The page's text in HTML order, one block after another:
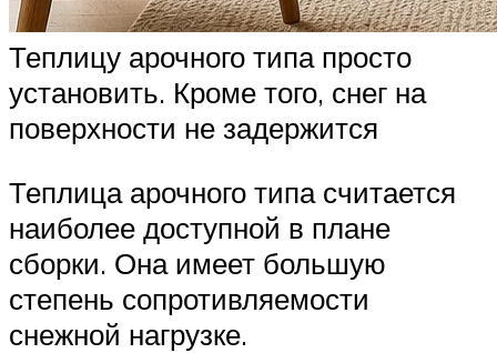
Теплицу арочного типа просто
установить. Кроме того, снег на
поверхности не задержится
Теплица арочного типа считается
наиболее доступной в плане
сборки. Она имеет большую
степень сопротивляемости
снежной нагрузке.